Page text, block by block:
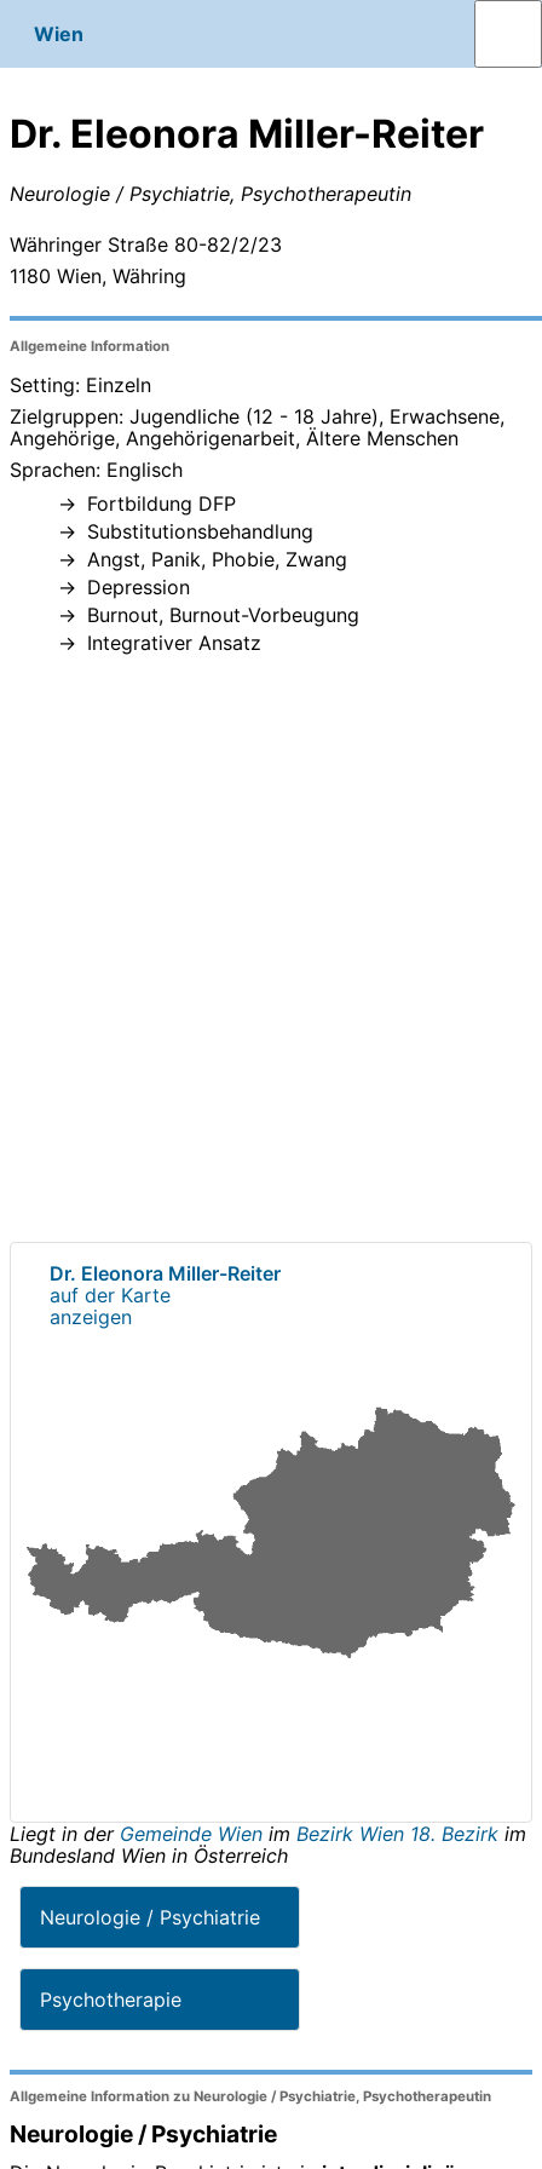
Wien
Dr. Eleonora Miller-Reiter
Neurologie / Psychiatrie, Psychotherapeutin
Währinger Straße 80-82/2/23
1180 Wien, Währing
Allgemeine Information
Setting: Einzeln
Zielgruppen: Jugendliche (12 - 18 Jahre), Erwachsene,
Angehörige, Angehörigenarbeit, Ältere Menschen
Sprachen: Englisch
Fortbildung DFP
Substitutionsbehandlung
Angst, Panik, Phobie, Zwang
Depression
Burnout, Burnout-Vorbeugung
Integrativer Ansatz
Dr. Eleonora Miller-Reiter
auf der Karte
anzeigen
Liegt in der Gemeinde Wien im Bezirk Wien 18. Bezirk im
Bundesland Wien in Österreich
Neurologie / Psychiatrie
Psychotherapie
Allgemeine Information zu Neurologie / Psychiatrie, Psychotherapeutin
Neurologie / Psychiatrie